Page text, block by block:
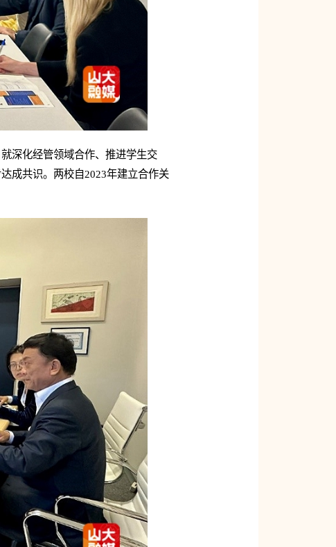
深化经管领域合作、推进学生交
成共识。两校自2023年建立合作关